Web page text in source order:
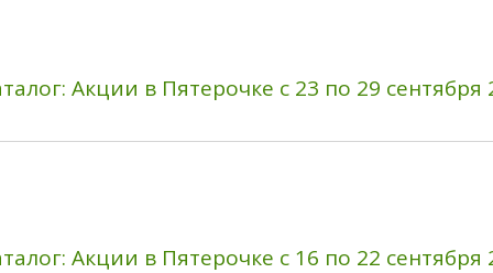
Акции в Пятерочке с 23 по 29 сентября
Акции в Пятерочке с 16 по 22 сентября